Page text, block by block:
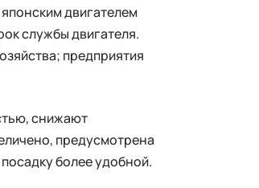
двигателем
службы двигателя.
предприятия
снижают
предусмотрена
более удобной.